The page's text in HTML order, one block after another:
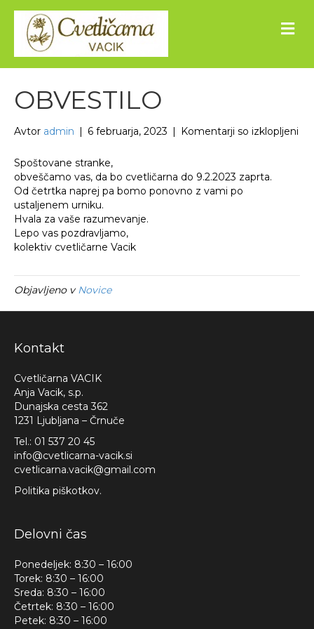
M
e
i
OBVESTILO
Avtor admin | 6 februarja, 2023 | Komentarji so izklopljeni
Spoštovane stranke,
obveščamo vas, da bo cvetličarna do 9.2.2023 zaprta.
Od četrtka naprej pa bomo ponovno z vami po
ustaljenem urniku.
Hvala za vaše razumevanje.
Lepo vas pozdravljamo,
kolektiv cvetličarne Vacik
Objavljeno vNovice
Kontakt
Cvetličarna VACIK
Anja Vacik, s.p.
Dunajska cesta 362
1231 Ljubljana – Črnuče
Tel.: 01 537 20 45
info@cvetlicarna-vacik.si
cvetlicarna.vacik@gmail.com
Politika piškotkov.
Delovni čas
Ponedeljek: 8:30 – 16:00
Torek: 8:30 – 16:00
Sreda: 8:30 – 16:00
Četrtek: 8:30 – 16:00
Petek: 8:30 – 16:00